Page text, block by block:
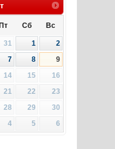
Сб Вс
31 1
2
7 8
9
14 15
16
21 22
23
28 29
30
4 5 6